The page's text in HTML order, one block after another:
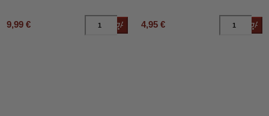
9,99 € Añadir al carrito
4,95 €